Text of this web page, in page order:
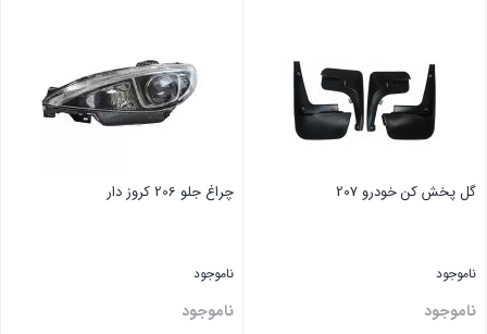
گل پخش کن خودرو 207
ناموجود
ناموجود
چراغ جلو 206 کروز دار
ناموجود
ناموجود